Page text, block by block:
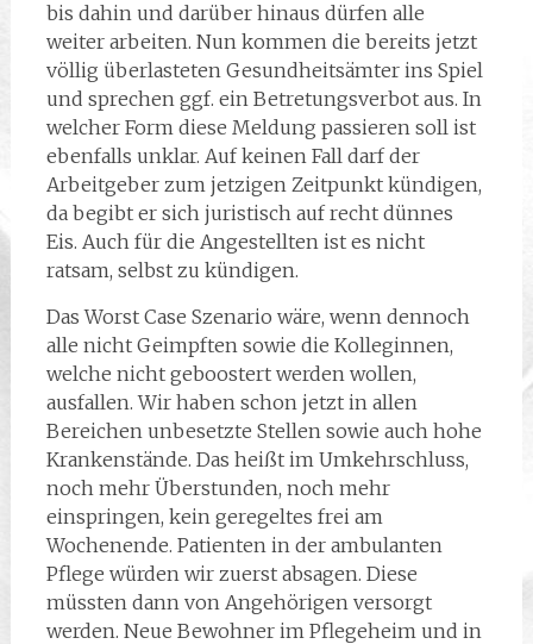
bis dahin und darüber hinaus dürfen alle
weiter arbeiten. Nun kommen die bereits jetzt
völlig überlasteten Gesundheitsämter ins Spiel
und sprechen ggf. ein Betretungsverbot aus. In
welcher Form diese Meldung passieren soll ist
ebenfalls unklar. Auf keinen Fall darf der
Arbeitgeber zum jetzigen Zeitpunkt kündigen,
da begibt er sich juristisch auf recht dünnes
Eis. Auch für die Angestellten ist es nicht
ratsam, selbst zu kündigen.
Das Worst Case Szenario wäre, wenn dennoch
alle nicht Geimpften sowie die Kolleginnen,
welche nicht geboostert werden wollen,
ausfallen. Wir haben schon jetzt in allen
Bereichen unbesetzte Stellen sowie auch hohe
Krankenstände. Das heißt im Umkehrschluss,
noch mehr Überstunden, noch mehr
einspringen, kein geregeltes frei am
Wochenende. Patienten in der ambulanten
Pflege würden wir zuerst absagen. Diese
müssten dann von Angehörigen versorgt
werden. Neue Bewohner im Pflegeheim und in